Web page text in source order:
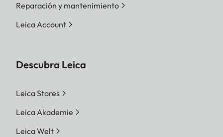
Reparación y mantenimiento
Leica Account
Descubra Leica
Leica Stores
Leica Akademie
Leica Welt